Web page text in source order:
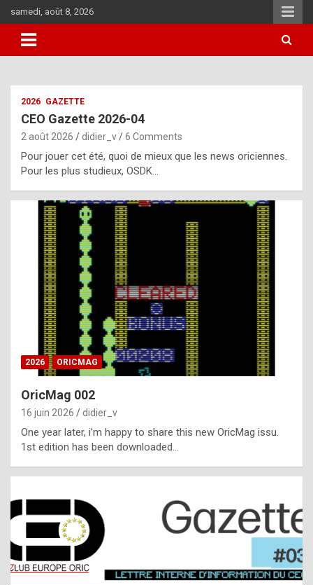
to
content
samedi, août 8, 2026
i
u
l
y
d
i
ff
i
l
t
t
s
t
2026 GAZETTE
CEO Gazette 2026-04
2 août 2026 didier_v 6 Comments
Pour jouer cet été, quoi de mieux que les news oriciennes.
Pour les plus studieux, OSDK…
2026 ORICMAG
OricMag 002
16 juin 2026 didier_v
One year later, i’m happy to share this new OricMag issu.
1st edition has been downloaded…